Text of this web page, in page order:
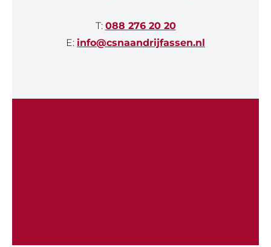
T: 088 276 20 20
E: info@csnaandrijfassen.nl